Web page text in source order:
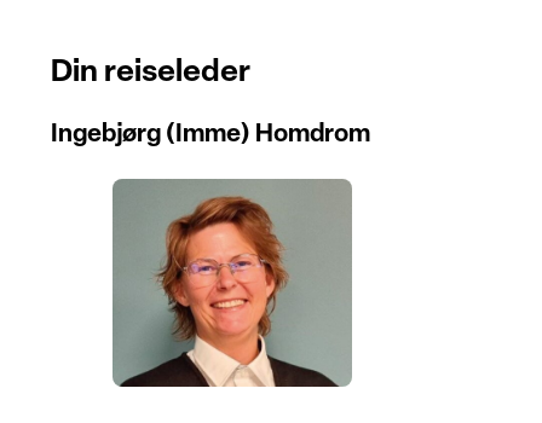
Din reiseleder
Ingebjørg (Imme) Homdrom